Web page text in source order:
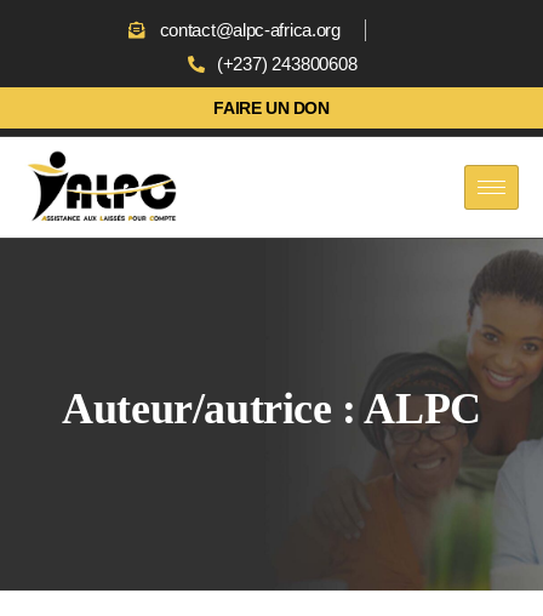
contact@alpc-africa.org
(+237) 243800608
FAIRE UN DON
Auteur/autrice :ALPC